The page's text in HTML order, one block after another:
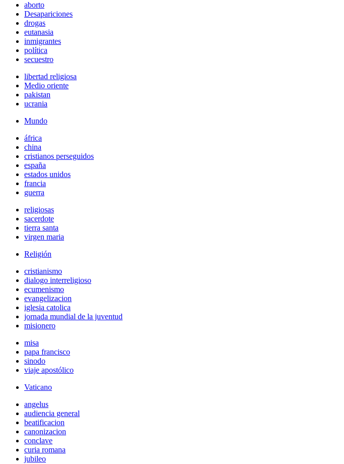
aborto
Desapariciones
drogas
eutanasia
inmigrantes
política
secuestro
libertad religiosa
Medio oriente
pakistan
ucrania
Mundo
áfrica
china
cristianos perseguidos
españa
estados unidos
francia
guerra
religiosas
sacerdote
tierra santa
virgen maria
Religión
cristianismo
dialogo interreligioso
ecumenismo
evangelizacion
iglesia catolica
jornada mundial de la juventud
misionero
misa
papa francisco
sinodo
viaje apostólico
Vaticano
angelus
audiencia general
beatificacion
canonizacion
conclave
curia romana
jubileo